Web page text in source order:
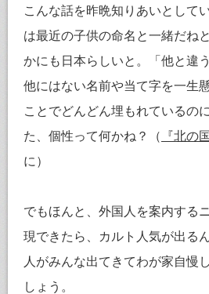
こんな話を昨晩知りあいとして
は最近の子供の命名と一緒だね
かにも日本らしいと。「他と違
他にはない名前や当て字を一生
ことでどんどん埋もれているの
た、個性って何かね？（
『北の
に）
でもほんと、外国人を案内する
現できたら、カルト人気が出る
人がみんな出てきてわが家自慢
しょう。